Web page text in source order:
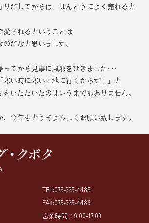
りだしてからは、ほんとうによく売れると
愛されるということは
だなと思いました。
てから見事に風邪をひきました･･･
寒い時に寒い土地に行くからだ！」と
いただいたのはいうまでもありません。
今年もどうぞよろしくお願い致します。
TEL:075-325-4485
FAX:075-325-4486
営業時間：9:00-17:00